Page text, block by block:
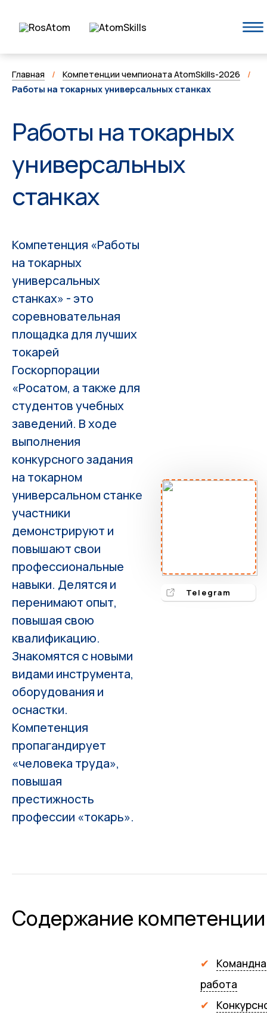
Главная / Компетенции чемпионата AtomSkills-2026
/
Работы на токарных универсальных станках
Работы на токарных
универсальных
станках
Компетенция «Работы
на токарных
универсальных
станках» - это
соревновательная
площадка для лучших
токарей
Госкорпорации
«Росатом, а также для
студентов учебных
заведений. В ходе
выполнения
конкурсного задания
на токарном
универсальном станке
участники
демонстрируют и
повышают свои
профессиональные
навыки. Делятся и
перенимают опыт,
повышая свою
квалификацию.
Знакомятся с новыми
видами инструмента,
оборудования и
оснастки.
Компетенция
пропагандирует
«человека труда»,
повышая
престижность
профессии «токарь».
Telegram
Содержание компетенции
работа